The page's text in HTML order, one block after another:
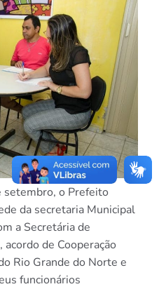
o Prefeito
da secretaria Municipal
a Secretária de
acordo de Cooperação
Rio Grande do Norte e
funcionários